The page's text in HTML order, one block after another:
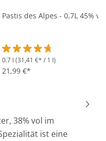
von 5 Sternen
Pastis des Alpes - 0,7L 45% vol
Durchschnittliche
0.7 l (31,41 €* / 1 l)
21,99 €*
38% vol im
ist eine